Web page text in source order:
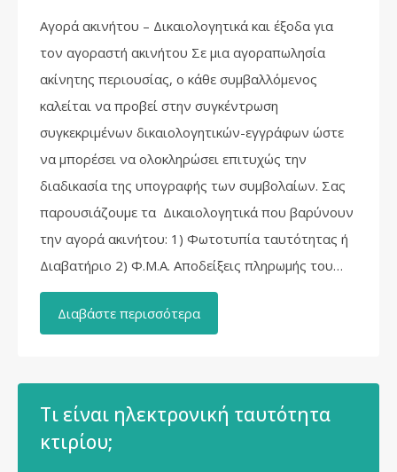
Αγορά ακινήτου – Δικαιολογητικά και έξοδα για
τον αγοραστή ακινήτου Σε μια αγοραπωλησία
ακίνητης περιουσίας, ο κάθε συμβαλλόμενος
καλείται να προβεί στην συγκέντρωση
συγκεκριμένων δικαιολογητικών-εγγράφων ώστε
να μπορέσει να ολοκληρώσει επιτυχώς την
διαδικασία της υπογραφής των συμβολαίων. Σας
παρουσιάζουμε τα Δικαιολογητικά που βαρύνουν
την αγορά ακινήτου: 1) Φωτοτυπία ταυτότητας ή
Διαβατήριο 2) Φ.Μ.Α. Αποδείξεις πληρωμής του…
Διαβάστε περισσότερα
Tι είναι ηλεκτρονική ταυτότητα
κτιρίου;